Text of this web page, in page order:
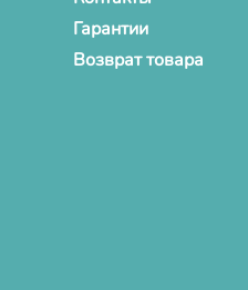
Гарантии
Возврат товара